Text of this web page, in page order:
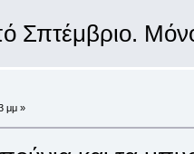
Σπτέμβριο.
μμ »